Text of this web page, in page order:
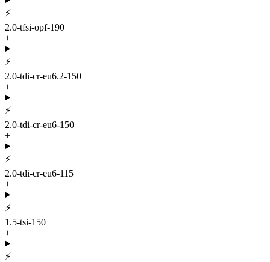
⚡
2.0-tfsi-opf-190
+
⚡
2.0-tdi-cr-eu6.2-150
+
⚡
2.0-tdi-cr-eu6-150
+
⚡
2.0-tdi-cr-eu6-115
+
⚡
1.5-tsi-150
+
⚡